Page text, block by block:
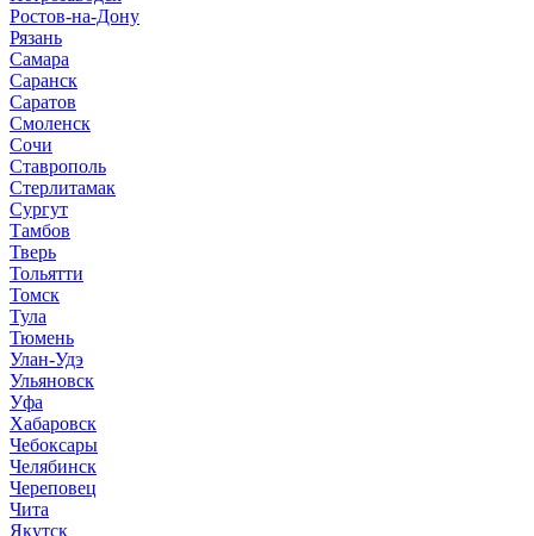
Ростов-на-Дону
Рязань
Самара
Саранск
Саратов
Смоленск
Сочи
Ставрополь
Стерлитамак
Сургут
Тамбов
Тверь
Тольятти
Томск
Тула
Тюмень
Улан-Удэ
Ульяновск
Уфа
Хабаровск
Чебоксары
Челябинск
Череповец
Чита
Якутск